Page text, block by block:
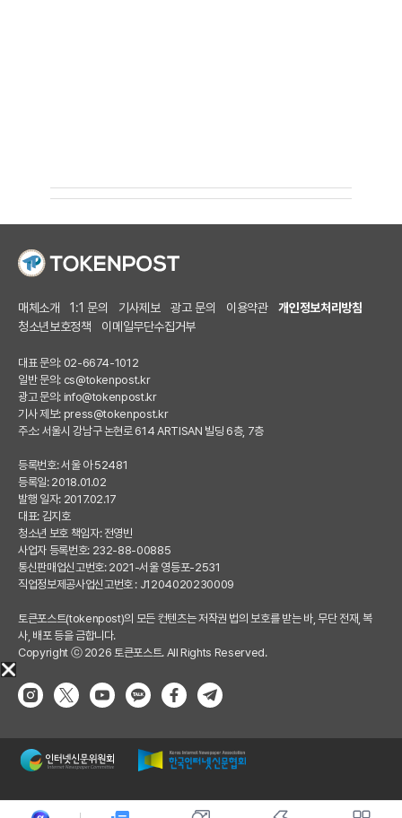
매체소개 1:1 문의 기사제보 광고 문의 이용약관
개인정보처리방침
청소년보호정책
이메일무단수집거부
대표 문의: 02-6674-1012
일반 문의: cs@tokenpost.kr
광고 문의: info@tokenpost.kr
기사 제보: press@tokenpost.kr
주소: 서울시 강남구 논현로 614 ARTISAN 빌딩 6층, 7층
등록번호: 서울 아 52481
등록일: 2018.01.02
발행 일자: 2017.02.17
대표: 김지호
청소년 보호 책임자: 전영빈
사업자 등록번호: 232-88-00885
통신판매업신고번호: 2021-서울 영등포-2531
직업정보제공사업신고번호 : J1204020230009
토큰포스트(tokenpost)의 모든 컨텐츠는 저작권 법의 보호를 받는 바, 무단 전재, 복
사, 배포 등을 금합니다.
Copyright ⓒ 2026 토큰포스트. All Rights Reserved.